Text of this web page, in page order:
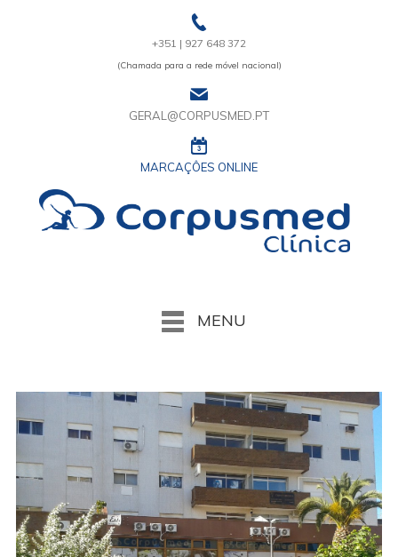
+351 | 927 648 372
(Chamada para a rede móvel nacional)
GERAL@CORPUSMED.PT
MARCAÇÔES ONLINE
MENU